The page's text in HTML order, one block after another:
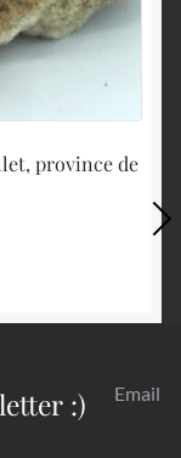
province de
:) Email